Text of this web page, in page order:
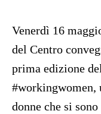
Venerdì 16
del Centro
prima edizione
#workingwomen,
donne che si